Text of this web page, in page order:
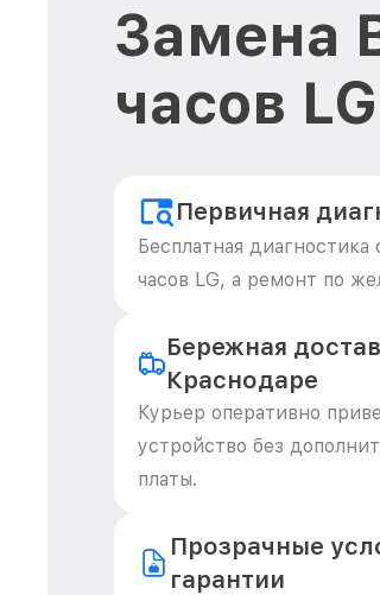
Замена
часов
Первичная
Бесплатная диагностика
часов LG, а ремонт по
Бережная
Краснодаре
Курьер оперативно
устройство без
платы.
Прозрачные
гарантии